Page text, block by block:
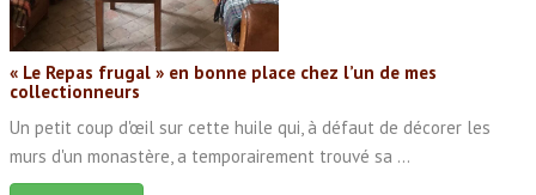
« Le Repas frugal » en bonne place chez l’un de mes
collectionneurs
Un petit coup d'œil sur cette huile qui, à défaut de décorer les
murs d'un monastère, a temporairement trouvé sa ...